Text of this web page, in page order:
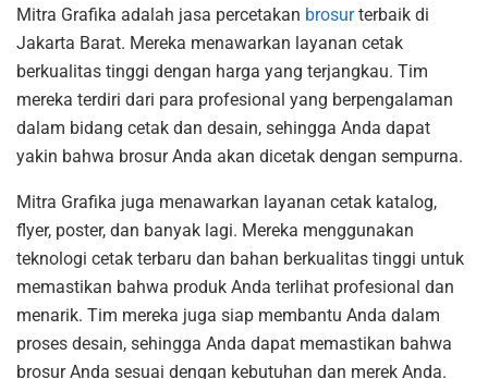
Mitra Grafika adalah jasa percetakan brosurterbaik di
Jakarta Barat. Mereka menawarkan layanan cetak
berkualitas tinggi dengan harga yang terjangkau. Tim
mereka terdiri dari para profesional yang berpengalaman
dalam bidang cetak dan desain, sehingga Anda dapat
yakin bahwa brosur Anda akan dicetak dengan sempurna.
Mitra Grafika juga menawarkan layanan cetak katalog,
flyer, poster, dan banyak lagi. Mereka menggunakan
teknologi cetak terbaru dan bahan berkualitas tinggi untuk
memastikan bahwa produk Anda terlihat profesional dan
menarik. Tim mereka juga siap membantu Anda dalam
proses desain, sehingga Anda dapat memastikan bahwa
brosur Anda sesuai dengan kebutuhan dan merek Anda.